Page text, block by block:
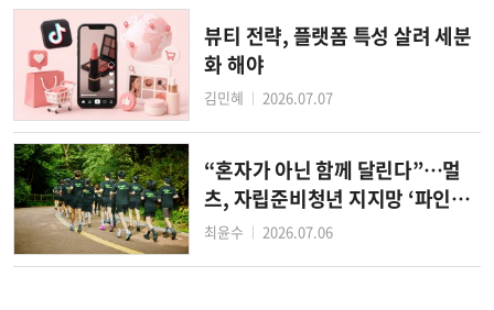
뷰티 전략, 플랫폼 특성 살려 세분
화 해야
김민혜 │ 2026.07.07
“혼자가 아닌 함께 달린다”…멀
츠, 자립준비청년 지지망 ‘파인드
미 캠페인’ 가동
최윤수 │ 2026.07.06